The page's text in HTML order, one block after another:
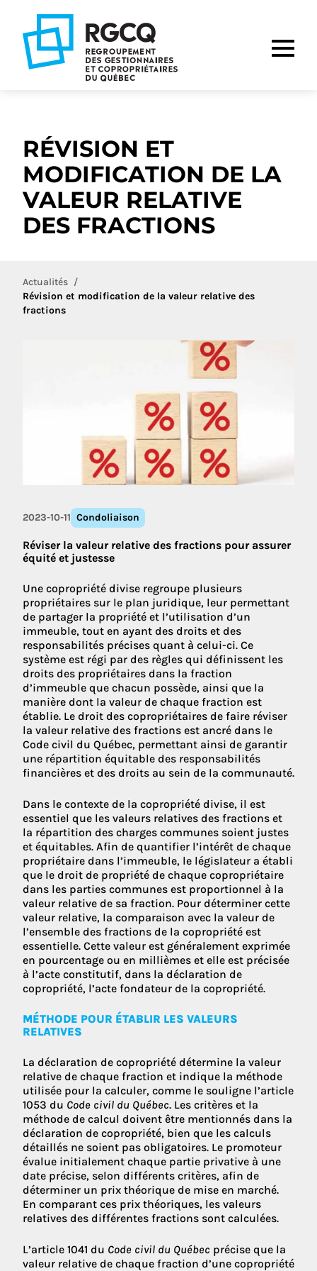
navigation
principale
contenu
RÉVISION ET
MODIFICATION DE LA
VALEUR RELATIVE
DES FRACTIONS
Actualités
Révision et modification de la valeur relative des
fractions
2023-10-11 Condoliaison
Réviser la valeur relative des fractions pour assurer
équité et justesse
Une copropriété divise regroupe plusieurs
propriétaires sur le plan juridique, leur permettant
de partager la propriété et l’utilisation d’un
immeuble, tout en ayant des droits et des
responsabilités précises quant à celui-ci. Ce
système est régi par des règles qui définissent les
droits des propriétaires dans la fraction
d’immeuble que chacun possède, ainsi que la
manière dont la valeur de chaque fraction est
établie. Le droit des copropriétaires de faire réviser
la valeur relative des fractions est ancré dans le
Code civil du Québec, permettant ainsi de garantir
une répartition équitable des responsabilités
financières et des droits au sein de la communauté.
Dans le contexte de la copropriété divise, il est
essentiel que les valeurs relatives des fractions et
la répartition des charges communes soient justes
et équitables. Afin de quantifier l’intérêt de chaque
propriétaire dans l’immeuble, le législateur a établi
que le droit de propriété de chaque copropriétaire
dans les parties communes est proportionnel à la
valeur relative de sa fraction. Pour déterminer cette
valeur relative, la comparaison avec la valeur de
l’ensemble des fractions de la copropriété est
essentielle. Cette valeur est généralement exprimée
en pourcentage ou en millièmes et elle est précisée
à l’acte constitutif, dans la déclaration de
copropriété, l’acte fondateur de la copropriété.
MÉTHODE POUR ÉTABLIR LES VALEURS
RELATIVES
La déclaration de copropriété détermine la valeur
relative de chaque fraction et indique la méthode
utilisée pour la calculer, comme le souligne l’article
1053 du Code civil du Québec. Les critères et la
méthode de calcul doivent être mentionnés dans la
déclaration de copropriété, bien que les calculs
détaillés ne soient pas obligatoires. Le promoteur
évalue initialement chaque partie privative à une
date précise, selon différents critères, afin de
déterminer un prix théorique de mise en marché.
En comparant ces prix théoriques, les valeurs
relatives des différentes fractions sont calculées.
L’article 1041 du Code civil du Québec précise que la
valeur relative de chaque fraction d’une copropriété